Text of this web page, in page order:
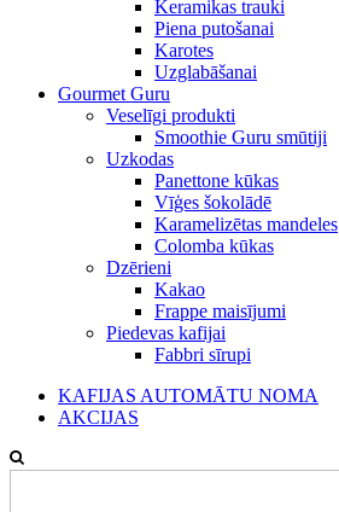
Keramikas trauki
Piena putošanai
Karotes
Uzglabāšanai
Gourmet Guru
Veselīgi produkti
Smoothie Guru smūtiji
Uzkodas
Panettone kūkas
Vīģes šokolādē
Karamelizētas mandeles
Colomba kūkas
Dzērieni
Kakao
Frappe maisījumi
Piedevas kafijai
Fabbri sīrupi
KAFIJAS AUTOMĀTU NOMA
AKCIJAS